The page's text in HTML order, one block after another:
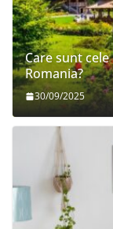
Care sunt
Romania?
30/09/2025